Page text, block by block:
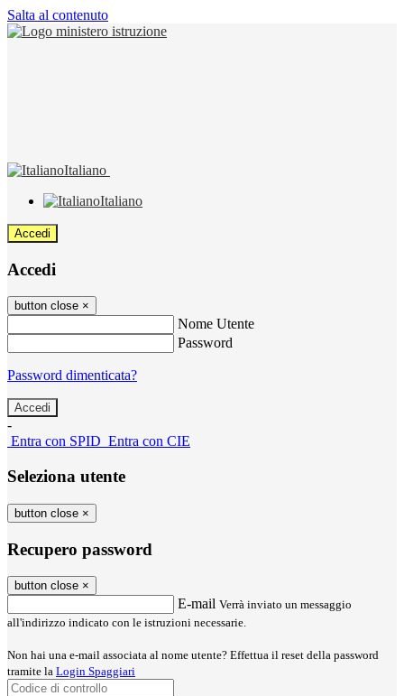
Salta al contenuto
Italiano
Italiano
Accedi
Accedi
button close ×
Nome Utente
Password
Password dimenticata?
-
Entra con SPID Entra con CIE
Seleziona utente
button close ×
Recupero password
button close ×
E-mail Verrà inviato un messaggio
all'indirizzo indicato con le istruzioni necessarie.
Non hai una e-mail associata al nome utente? Effettua il reset della password
tramite la Login Spaggiari